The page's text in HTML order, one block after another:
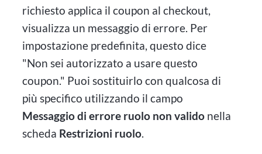
richiesto applica il coupon al checkout,
visualizza un messaggio di errore. Per
impostazione predefinita, questo dice
"Non sei autorizzato a usare questo
coupon." Puoi sostituirlo con qualcosa di
più specifico utilizzando il campo
Messaggio di errore ruolo non valido nella
scheda Restrizioni ruolo.